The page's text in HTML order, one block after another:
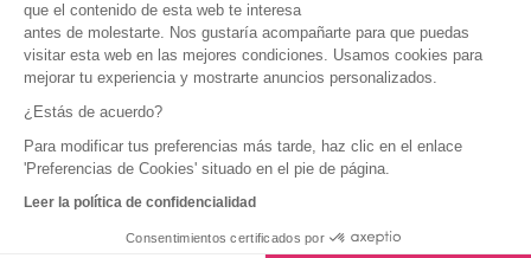
Cookies
2026 Yescapa
que el contenido de esta web te interesa
antes de molestarte. Nos gustaría acompañarte para que puedas
visitar esta web en las mejores condiciones. Usamos cookies para
mejorar tu experiencia y mostrarte anuncios personalizados.
¿Estás de acuerdo?
Para modificar tus preferencias más tarde, haz clic en el enlace
'Preferencias de Cookies' situado en el pie de página.
Leer la política de confidencialidad
Consentimientos certificados por